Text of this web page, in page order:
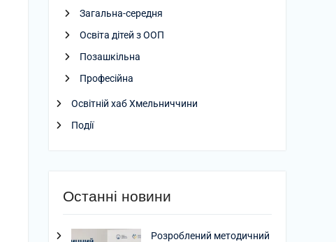
Загальна-середня
Освіта дітей з ООП
Позашкільна
Професійна
Освітній хаб Хмельниччини
Події
Останні новини
Розроблений методичний